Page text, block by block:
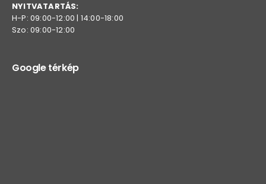
NYITVATARTÁS:
H-P: 09:00-12:00 | 14:00-18:00
Szo: 09:00-12:00
Google térkép